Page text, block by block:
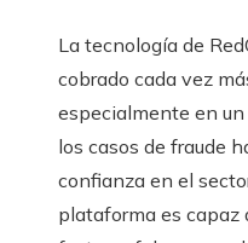
La tecnología de
cobrado cada vez
especialmente en
los casos de fraude
confianza en el
plataforma es capaz